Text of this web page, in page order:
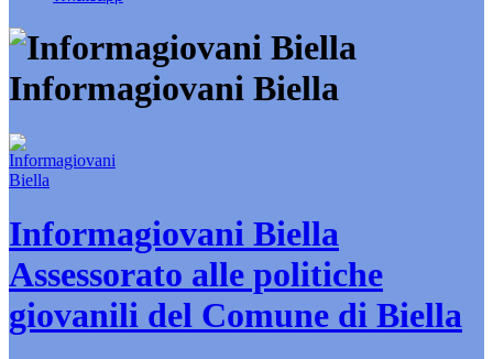
Informagiovani Biella
Informagiovani Biella
Assessorato alle politiche
giovanili del Comune di Biella